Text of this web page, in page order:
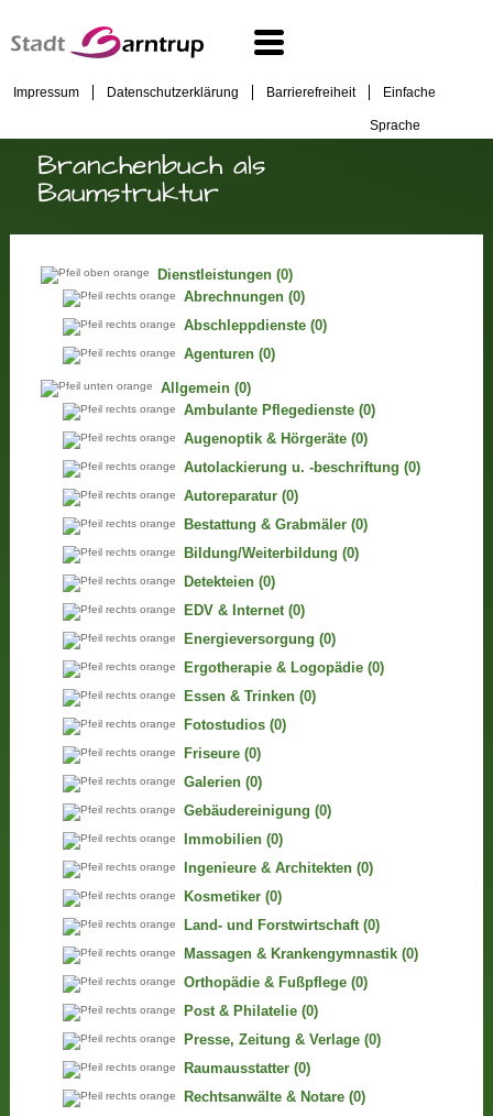
Impressum Datenschutzerklärung Barrierefreiheit Einfache
Sprache
Branchenbuch als
Baumstruktur
Dienstleistungen (0)
Abrechnungen (0)
Abschleppdienste (0)
Agenturen (0)
Allgemein (0)
Ambulante Pflegedienste (0)
Augenoptik & Hörgeräte (0)
Autolackierung u. -beschriftung (0)
Autoreparatur (0)
Bestattung & Grabmäler (0)
Bildung/Weiterbildung (0)
Detekteien (0)
EDV & Internet (0)
Energieversorgung (0)
Ergotherapie & Logopädie (0)
Essen & Trinken (0)
Fotostudios (0)
Friseure (0)
Galerien (0)
Gebäudereinigung (0)
Immobilien (0)
Ingenieure & Architekten (0)
Kosmetiker (0)
Land- und Forstwirtschaft (0)
Massagen & Krankengymnastik (0)
Orthopädie & Fußpflege (0)
Post & Philatelie (0)
Presse, Zeitung & Verlage (0)
Raumausstatter (0)
Rechtsanwälte & Notare (0)